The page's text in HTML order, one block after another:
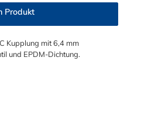
Produkt